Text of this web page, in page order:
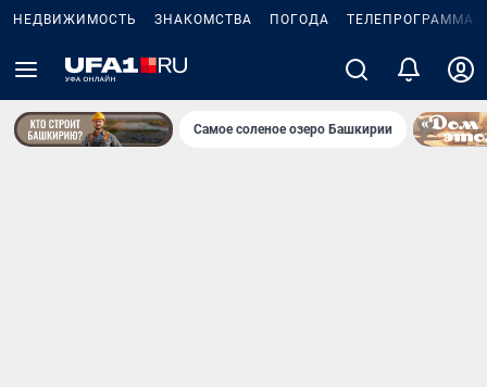
НЕДВИЖИМОСТЬ ЗНАКОМСТВА ПОГОДА ТЕЛЕПРОГРАММА
Самое соленое озеро Башкирии